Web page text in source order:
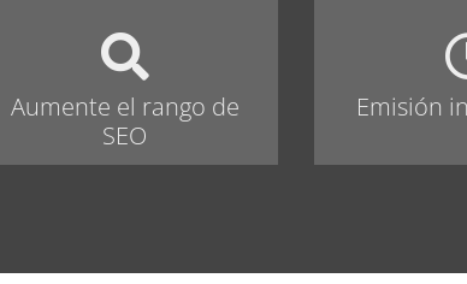
Aumente el rango de
SEO
Emisión